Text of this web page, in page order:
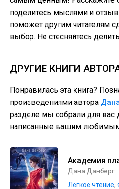
поделитесь мыслями и
поможет другим читателям
выбор. Не стесняйтесь
ДРУГИЕ КНИГИ
Понравилась эта книга?
произведениями автора
разделе мы собрали для вас
написанные вашим любимым
Академия
Дана Данберг
Легкое чтение,